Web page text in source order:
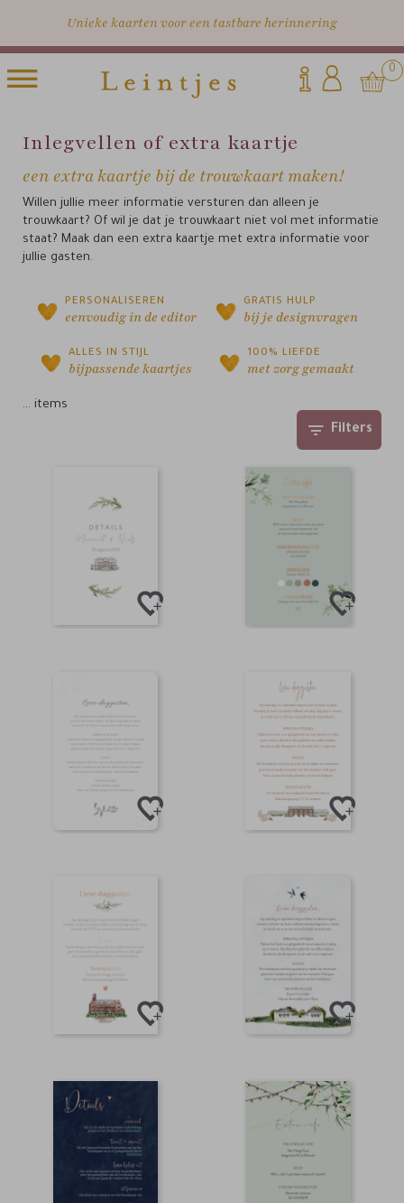
Unieke kaarten voor een tastbare herinnering
0
Inlegvellen of extra kaartje
een extra kaartje bij de trouwkaart maken!
Willen jullie meer informatie versturen dan alleen je
trouwkaart? Of wil je dat je trouwkaart niet vol met informatie
staat? Maak dan een extra kaartje met extra informatie voor
jullie gasten.
PERSONALISEREN
eenvoudig in de editor
GRATIS HULP
bij je designvragen
ALLES IN STIJL
bijpassende kaartjes
100% LIEFDE
met zorg gemaakt
… items
Filters